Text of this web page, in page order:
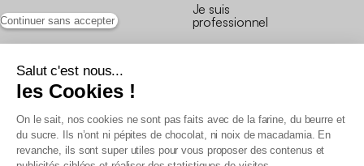
Continuer sans accepter
Salut c'est nous...
les Cookies !
On le sait, nos cookies ne sont pas faits avec de la farine, du beurre et
du sucre. Ils n’ont ni pépites de chocolat, ni noix de macadamia. En
revanche, ils sont super utiles pour vous proposer des contenus et
Je suis
professionnel
Conditions générales de vente
Conditions générales du programme de fidélité
Charte de données personnelles